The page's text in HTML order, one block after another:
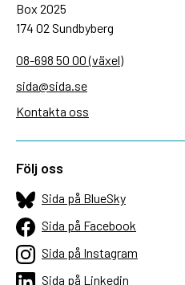
Box 2025
174 02 Sundbyberg
08-698 50 00 (växel)
sida@sida.se
Kontakta oss
Följ oss
Sida på BlueSky
Sida på Facebook
Sida på Instagram
Sida på Linkedin